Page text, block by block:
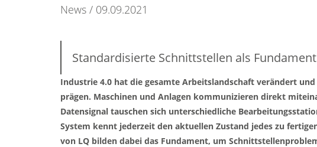
News 09.09.2021
Standardisierte Schnittstellen als Fundament
Industrie 4.0 hat die gesamte Arbeitslandschaft verändert
prägen. Maschinen und Anlagen kommunizieren direkt
Datensignal tauschen sich unterschiedliche
System kennt jederzeit den aktuellen Zustand jedes zu
von LQ bilden dabei das Fundament, um